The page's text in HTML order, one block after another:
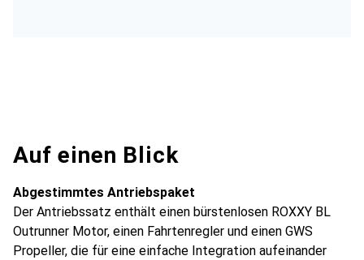
Auf einen Blick
Abgestimmtes Antriebspaket
Der Antriebssatz enthält einen bürstenlosen ROXXY BL
Outrunner Motor, einen Fahrtenregler und einen GWS
Propeller, die für eine einfache Integration aufeinander